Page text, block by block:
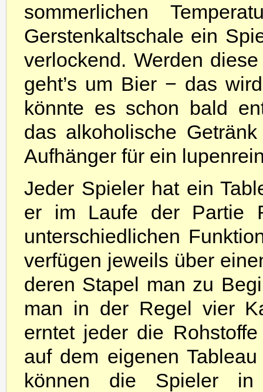
sommerlichen
Gerstenkaltschale ein
verlockend. Werden
geht’s um Bier − das
könnte es schon bald
das alkoholische
Aufhänger für ein
Jeder Spieler hat ein
er im Laufe der Partie
unterschiedlichen
verfügen jeweils über
deren Stapel man zu
man in der Regel vier
erntet jeder die
auf dem eigenen
können die Spieler in